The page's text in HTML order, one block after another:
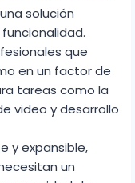
solución
que
en un factor de
tareas como la
video y desarrollo
y expansible,
un